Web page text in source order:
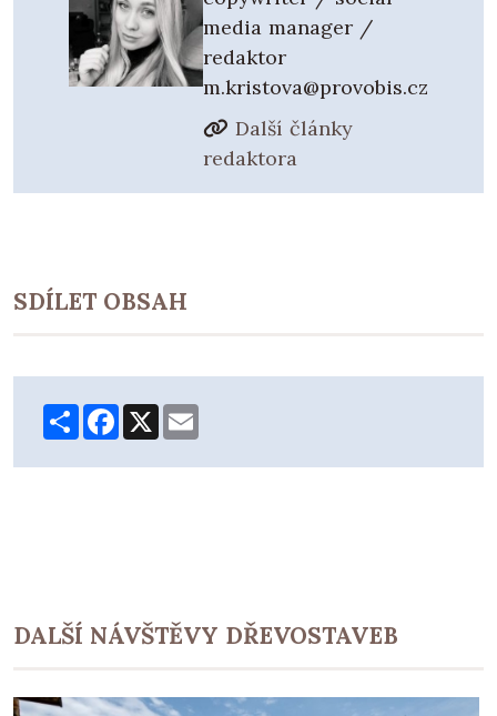
media manager /
redaktor
m.kristova@provobis.cz
Další články
redaktora
SDÍLET OBSAH
ShareFacebook
X
DALŠÍ NÁVŠTĚVY DŘEVOSTAVEB